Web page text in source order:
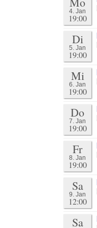
4. Jan
19:00
Di
5. Jan
19:00
Mi
6. Jan
19:00
Do
7. Jan
19:00
Fr
8. Jan
19:00
Sa
9. Jan
12:00
Sa